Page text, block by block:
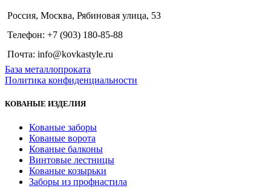
Россия, Москва, Рябиновая улица, 53
Телефон: +7 (903) 180-85-88
Почта: info@kovkastyle.ru
База металлопроката
Политика конфиденциальности
КОВАНЫЕ ИЗДЕЛИЯ
Кованые заборы
Кованые ворота
Кованые балконы
Винтовые лестницы
Кованые козырьки
Заборы из профнастила